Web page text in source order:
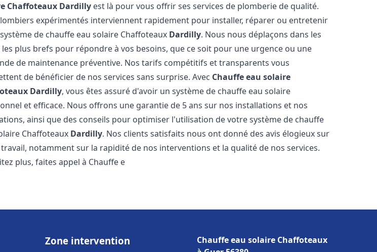
Chaffoteaux Dardilly est là pour vous offrir ses services de plomberie de qualité.
expérimentés interviennent rapidement pour installer, réparer ou entretenir
de chauffe eau solaire Chaffoteaux Dardilly. Nous nous déplaçons dans les
les plus brefs pour répondre à vos besoins, que ce soit pour une urgence ou une
de maintenance préventive. Nos tarifs compétitifs et transparents vous
de bénéficier de nos services sans surprise. Avec Chauffe eau solaire
Dardilly, vous êtes assuré d'avoir un système de chauffe eau solaire
et efficace. Nous offrons une garantie de 5 ans sur nos installations et nos
ainsi que des conseils pour optimiser l'utilisation de votre système de chauffe
Chaffoteaux Dardilly. Nos clients satisfaits nous ont donné des avis élogieux sur
notamment sur la rapidité de nos interventions et la qualité de nos services.
plus, faites appel à Chauffe e
Zone intervention
Chauffe eau solaire Chaffoteaux